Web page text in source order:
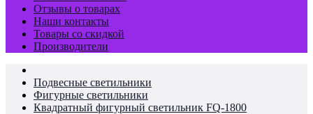
Отзывы о товарах
Наши контакты
Товары со скидкой
Производители
Подвесные светильники
Фигурные светильники
Квадратный фигурный светильник FQ-1800